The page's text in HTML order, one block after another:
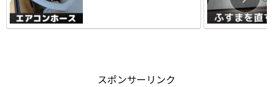
スポンサーリンク